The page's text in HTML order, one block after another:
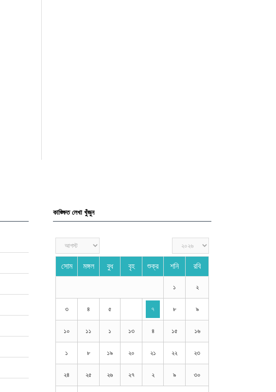
কাঙ্ক্ষিত লেখা খুঁজুন
সোম মঙ্গল বুধ বৃহ শুক্র শনি রবি
১ ২
৩ ৪ ৫ ৭ ৮ ৯
১০ ১১ ১ ১৩ ৪ ১৫ ১৬
১ ৮ ১৯ ২০ ২১ ২২ ২৩
২৪ ২৫ ২৬ ২৭ ২ ৯ ৩০